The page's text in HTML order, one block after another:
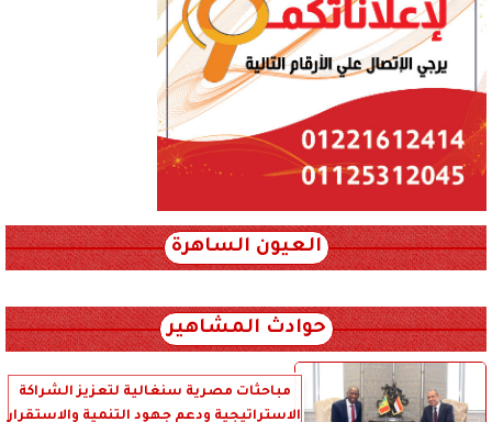
العيون الساهرة
حوادث المشاهير
مباحثات مصرية سنغالية لتعزيز الشراكة
الاستراتيجية ودعم جهود التنمية والاستقرار